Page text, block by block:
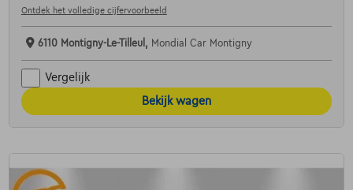
Ontdek het volledige cijfervoorbeeld
6110 Montigny-Le-Tilleul, Mondial Car Montigny
Vergelijk
Bekijk wagen